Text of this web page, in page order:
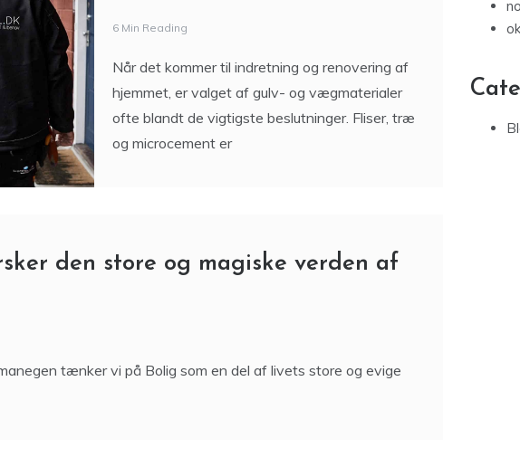
hjemmet, er valget af gulv- og vægmaterialer
ofte blandt de vigtigste beslutninger. Fliser, træ
og microcement er
den store og magiske verden af